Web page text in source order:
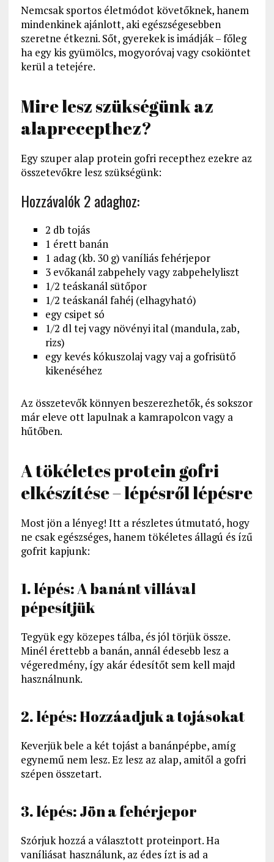
Nemcsak sportos életmódot követőknek, hanem
mindenkinek ajánlott, aki egészségesebben
szeretne étkezni. Sőt, gyerekek is imádják – főleg
ha egy kis gyümölcs, mogyoróvaj vagy csokiöntet
kerül a tetejére.
Mire lesz szükségünk az
alaprecepthez?
Egy szuper alap protein gofri recepthez ezekre az
összetevőkre lesz szükségünk:
Hozzávalók 2 adaghoz:
2 db tojás
1 érett banán
1 adag (kb. 30 g) vaníliás fehérjepor
3 evőkanál zabpehely vagy zabpehelyliszt
1/2 teáskanál sütőpor
1/2 teáskanál fahéj (elhagyható)
egy csipet só
1/2 dl tej vagy növényi ital (mandula, zab,
rizs)
egy kevés kókuszolaj vagy vaj a gofrisütő
kikenéséhez
Az összetevők könnyen beszerezhetők, és sokszor
már eleve ott lapulnak a kamrapolcon vagy a
hűtőben.
A tökéletes protein gofri
elkészítése – lépésről lépésre
Most jön a lényeg! Itt a részletes útmutató, hogy
ne csak egészséges, hanem tökéletes állagú és ízű
gofrit kapjunk:
1. lépés: A banánt villával
pépesítjük
Tegyük egy közepes tálba, és jól törjük össze.
Minél érettebb a banán, annál édesebb lesz a
végeredmény, így akár édesítőt sem kell majd
használnunk.
2. lépés: Hozzáadjuk a tojásokat
Keverjük bele a két tojást a banánpépbe, amíg
egynemű nem lesz. Ez lesz az alap, amitől a gofri
szépen összetart.
3. lépés: Jön a fehérjepor
Szórjuk hozzá a választott proteinport. Ha
vaníliásat használunk, az édes ízt is ad a